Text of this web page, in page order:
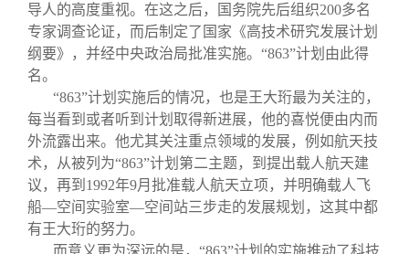
导人的高度重视。在这之后，国务院先后组织200多名
专家调查论证，而后制定了国家《高技术研究发展计划
纲要》，并经中央政治局批准实施。“863”计划由此得
名。
“863”计划实施后的情况，也是王大珩最为关注的，
每当看到或者听到计划取得新进展，他的喜悦便由内而
外流露出来。他尤其关注重点领域的发展，例如航天技
术，从被列为“863”计划第二主题，到提出载人航天建
议，再到1992年9月批准载人航天立项，并明确载人飞
船—空间实验室—空间站三步走的发展规划，这其中都
有王大珩的努力。
而意义更为深远的是，“863”计划的实施推动了科技